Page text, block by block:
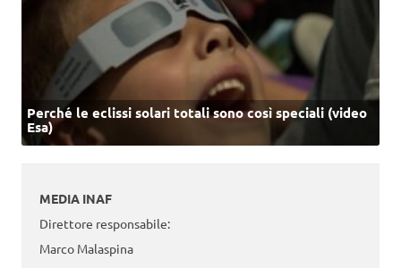
Perché le eclissi solari totali sono così speciali (video
Esa)
MEDIA INAF
Direttore responsabile:
Marco Malaspina